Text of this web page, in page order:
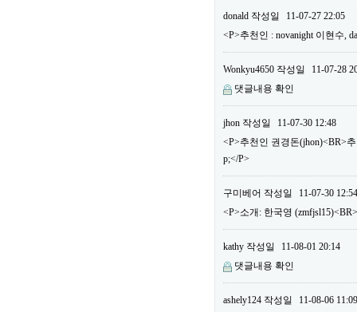
donald 작성일
11-07-27 22:05
<P>추천인 : novanight 이현수,
Wonkyu4650 작성일
11-07-28
댓글내용 확인
jhon 작성일
11-07-30 12:48
<P>추천인 권경돈(jhon)<BR>
p;</P>
구미베어 작성일
11-07-30 12:54
<P>소개: 한국영
kathy 작성일
11-08-01 20:14
댓글내용 확인
ashely124 작성일
11-08-06 11:09